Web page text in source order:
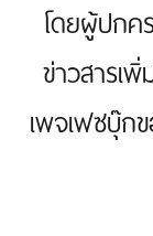
โดยผู้ปกค
ข่าวสารเ
เพจเฟซบุ๊ก